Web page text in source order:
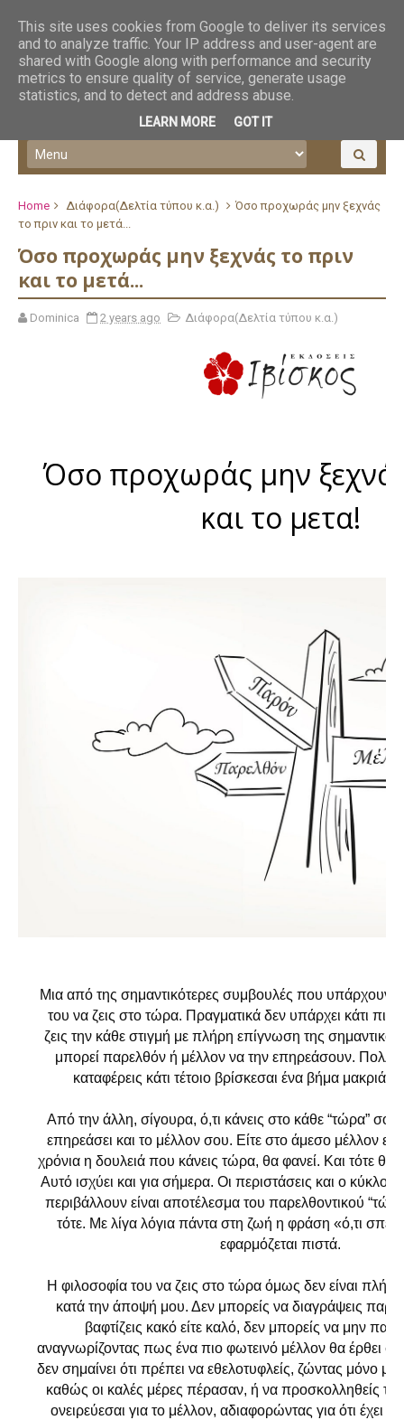
Home Διάφορα(Δελτία τύπου κ.α.)
Όσο προχωράς μην ξεχνάς
το πριν και το μετά...
Όσο προχωράς μην ξεχνάς το πριν
και το μετά...
Dominica 2 years ago Διάφορα(Δελτία τύπου κ.α.)
Όσο προχωράς μην
και το μετα!
Μια από της σημαντικότερες συμβουλές που υπάρχουν
του να ζεις στο τώρα. Πραγματικά δεν υπάρχει κάτι
ζεις την κάθε στιγμή με πλήρη επίγνωση της
μπορεί παρελθόν ή μέλλον να την επηρεάσουν.
καταφέρεις κάτι τέτοιο βρίσκεσαι ένα βήμα μακριά
Από την άλλη, σίγουρα, ό,τι κάνεις στο κάθε “τώρα” σου
επηρεάσει και το μέλλον σου. Είτε στο άμεσο μέλλον
χρόνια η δουλειά που κάνεις τώρα, θα φανεί. Και τότε θα
Αυτό ισχύει και για σήμερα. Οι περιστάσεις και ο
περιβάλλουν είναι αποτέλεσμα του παρελθοντικού
τότε. Με λίγα λόγια πάντα στη ζωή η φράση «ό,τι
εφαρμόζεται πιστά.
Η φιλοσοφία του να ζεις στο τώρα όμως δεν είναι
κατά την άποψή μου. Δεν μπορείς να διαγράψεις
βαφτίζεις κακό είτε καλό, δεν μπορείς να μην
αναγνωρίζοντας πως ένα πιο φωτεινό μέλλον θα έρθει
δεν σημαίνει ότι πρέπει να εθελοτυφλείς, ζώντας μόνο
καθώς οι καλές μέρες πέρασαν, ή να προσκολληθείς
ονειρεύεσαι για το μέλλον, αδιαφορώντας για ότι έχει
This site uses cookies from Google to deliver its services
and to analyze traffic. Your IP address and user-agent are
shared with Google along with performance and security
metrics to ensure quality of service, generate usage
statistics, and to detect and address abuse.
LEARN MORE GOT IT